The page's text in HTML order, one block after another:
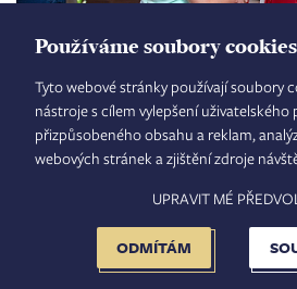
Používáme soubory cookies
Tyto webové stránky používají soubory
nástroje s cílem vylepšení
přizpůsobeného obsahu a reklam,
webových stránek a zjištění zdroje
ODMÍTÁM
UPRAVIT MÉ